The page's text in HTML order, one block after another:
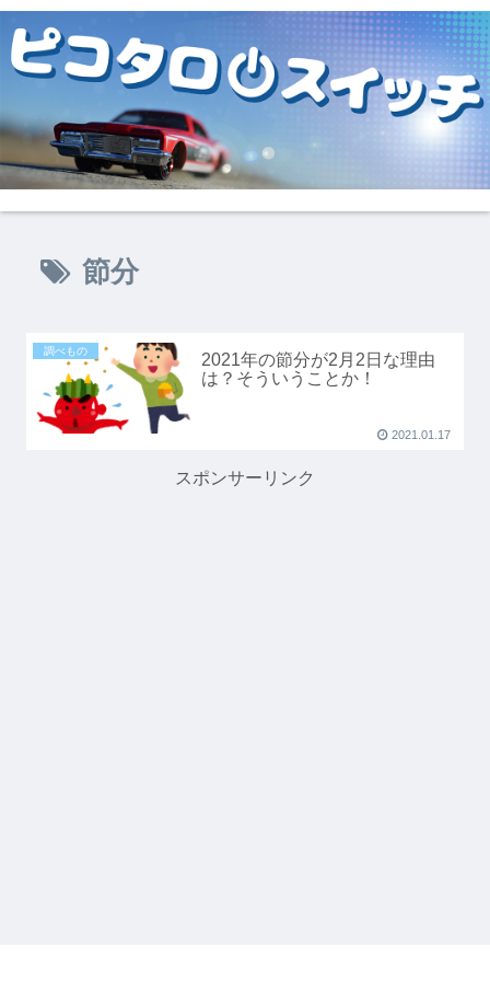
節分
調べもの
2021年の節分が2月2日な理由
は？そういうことか！
2021.01.17
スポンサーリンク